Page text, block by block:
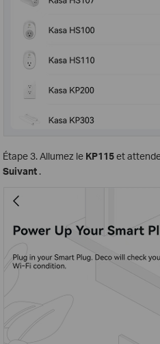
Étape 3. Allumez le KP115et
Suivant.